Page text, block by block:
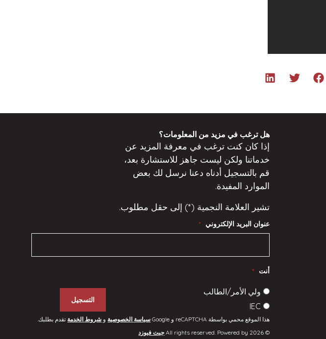
هل ترغب في مزيد من المعلومات؟
إذا كان كنت ترغب في معرفة المزيد عن
خدماتنا ولكن ليست جاهز للاستشارة بعد،
قم بالتسجيل أدناه دعنا نرسل لك بعض
الموارد المفيدة.
تشير العلامة النجمية (*) إلى حقل مطلوب.
عنوان البريد الإلكتروني *
أنت *
ولي الأمر/الطالب
IEC
التسجيل
هذا الموقع محمي بواسطة reCAPTCHA و Google سياسة الخصوصية و شروط الخدمة تقدم بطلبك.
© 2026 All rights reserved. Powered by
جيت فيوزد